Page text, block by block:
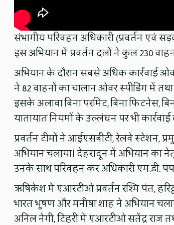
संभागीय परिवहन अधिकारी (प्रवर्तन एवं
इस अभियान में प्रवर्तन दलों ने कुल 230
अभियान के दौरान सबसे अधिक कार्रवाई
ने 82 वाहनों का चालान ओवर स्पीडिंग में
इसके अलावा बिना परमिट, बिना फिटनेस,
यातायात नियमों के उल्लंघन पर भी
प्रवर्तन टीमों ने आईएसबीटी, रेलवे स्टेशन,
अभियान चलाया। देहरादून में अभियान का
उनके साथ परिवहन कर अधिकारी एम.डी.
ऋषिकेश में एआरटीओ प्रवर्तन रश्मि पंत,
भारत भूषण और मनीषा शाह ने अभियान
अनिल नेगी, टिहरी में एआरटीओ सतेंद्र राज